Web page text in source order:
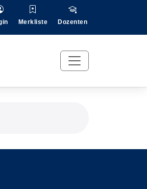
Merkliste Dozenten